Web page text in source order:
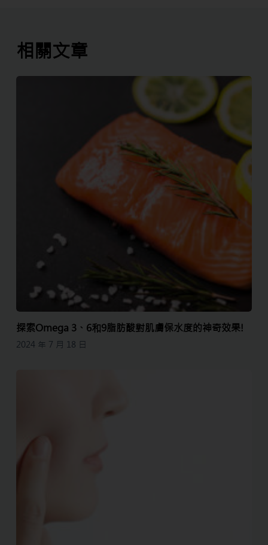
相關文章
探索Omega 3、6和9脂肪酸對肌膚保水度的神奇效果!
2024 年 7 月 18 日